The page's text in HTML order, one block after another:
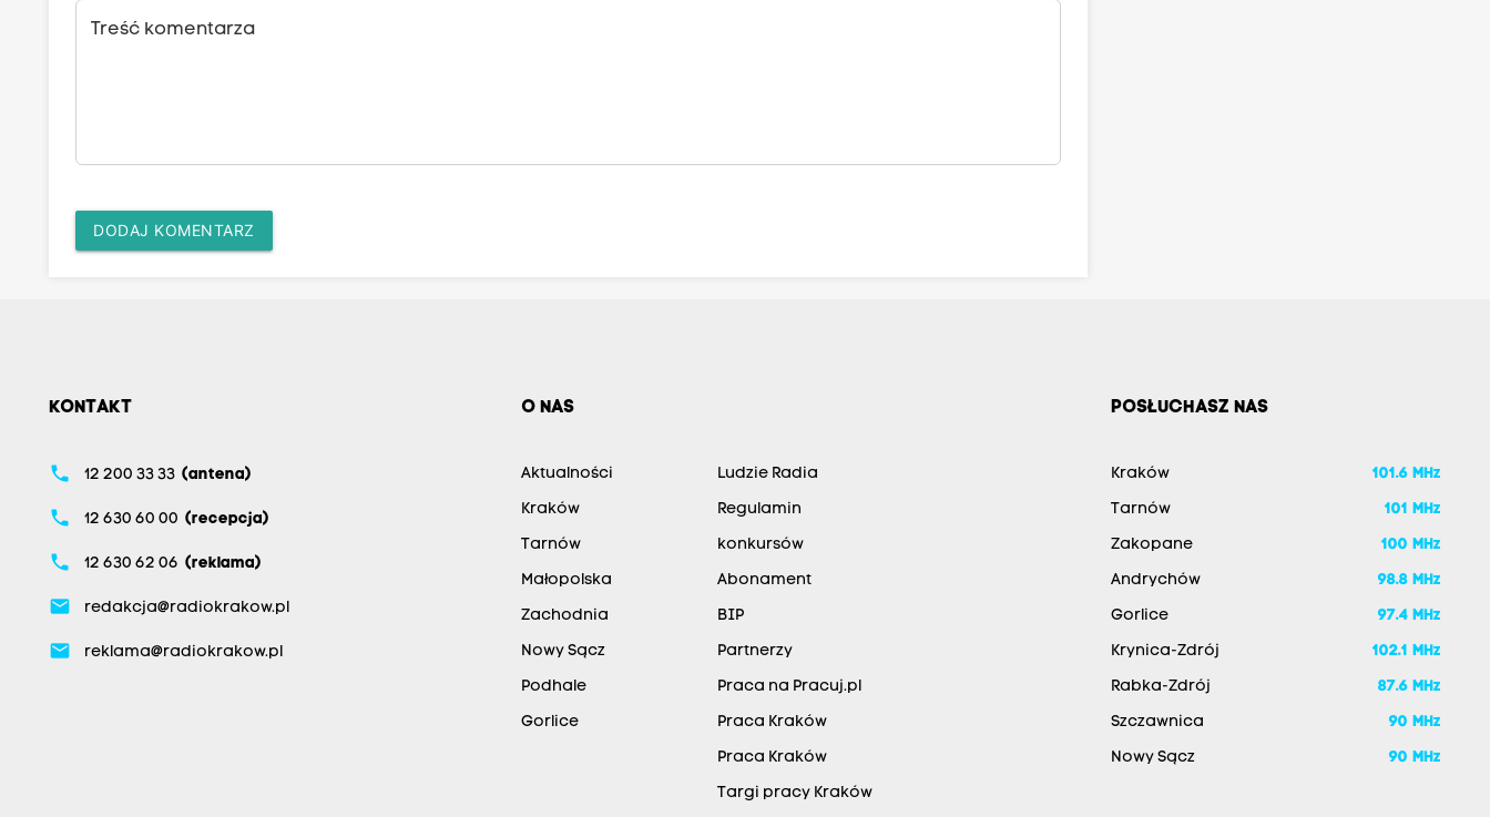
Treść komentarza
DODAJ KOMENTARZ
KONTAKT
phone 12 200 33 33 (antena)
phone 12 630 60 00 (recepcja)
phone 12 630 62 06 (reklama)
email redakcja@radiokrakow.pl
email reklama@radiokrakow.pl
O NAS
Aktualności
Kraków
Tarnów
Małopolska
Zachodnia
Nowy Sącz
Podhale
Gorlice
Ludzie Radia
Regulamin
konkursów
Abonament
BIP
Partnerzy
Praca na Pracuj.pl
Praca Kraków
Praca Kraków
Targi pracy Kraków
POSŁUCHASZ NAS
Kraków 101.6 MHz
Tarnów 101 MHz
Zakopane 100 MHz
Andrychów 98.8 MHz
Gorlice 97.4 MHz
Krynica-Zdrój 102.1 MHz
Rabka-Zdrój 87.6 MHz
Szczawnica 90 MHz
Nowy Sącz 90 MHz